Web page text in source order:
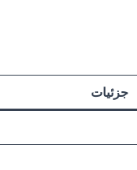
جزئیات